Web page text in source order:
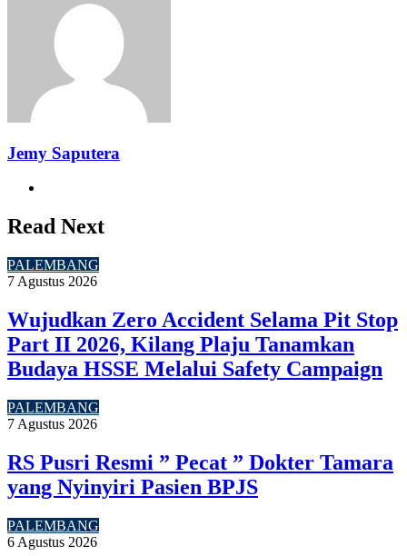
Jemy Saputera
Read Next
PALEMBANG
7 Agustus 2026
Wujudkan Zero Accident Selama Pit Stop
Part II 2026, Kilang Plaju Tanamkan
Budaya HSSE Melalui Safety Campaign
PALEMBANG
7 Agustus 2026
RS Pusri Resmi ” Pecat ” Dokter Tamara
yang Nyinyiri Pasien BPJS
PALEMBANG
6 Agustus 2026